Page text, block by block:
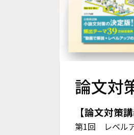
論文対
【論文対策講
第1回 レベル